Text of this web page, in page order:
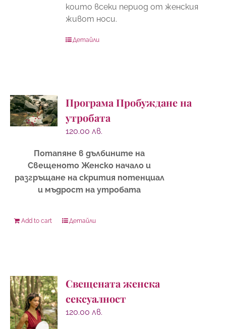
които всеки период от женския
живот носи.
Детайли
Програма Пробуждане на
утробата
120.00лв.
Потапяне в дълбините на
Свещеното Женско начало и
разгръщане на скрития потенциал
и мъдрост на утробата
Add to cart Детайли
Свещената женска
сексуалност
120.00лв.